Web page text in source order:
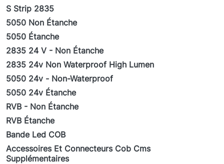
S Strip 2835
5050 Non Étanche
5050 Étanche
2835 24 V - Non Étanche
2835 24v Non Waterproof High Lumen
5050 24v - Non-Waterproof
5050 24v Étanche
RVB - Non Étanche
RVB Étanche
Bande Led COB
Accessoires Et Connecteurs Cob Cms
Supplémentaires